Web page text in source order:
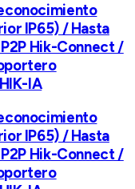
IP65) / Hasta
Hik-Connect /
IA
IP65) / Hasta
Hik-Connect /